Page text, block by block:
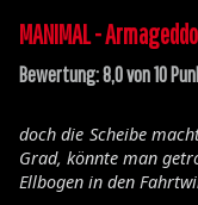
MANIMAL -
Bewertung: 8,0 von 10
doch die Scheibe
Grad, könnte man
Ellbogen in den